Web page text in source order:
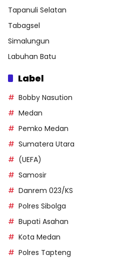
Tapanuli Selatan
Tabagsel
Simalungun
Labuhan Batu
Label
Bobby Nasution
Medan
Pemko Medan
Sumatera Utara
(UEFA)
Samosir
Danrem 023/KS
Polres Sibolga
Bupati Asahan
Kota Medan
Polres Tapteng